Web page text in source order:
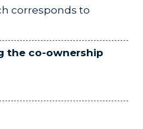
corresponds to
the co-ownership